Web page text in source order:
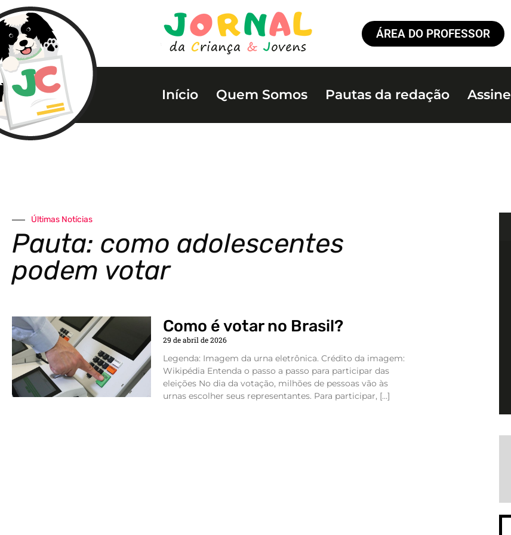
ÁREA DO PROFESSOR
Início Quem Somos Pautas da redação Assine
Últimas Notícias
Pauta: como adolescentes
podem votar
Como é votar no Brasil?
29 de abril de 2026
Legenda: Imagem da urna eletrônica. Crédito da imagem:
Wikipédia Entenda o passo a passo para participar das
eleições No dia da votação, milhões de pessoas vão às
urnas escolher seus representantes. Para participar, […]